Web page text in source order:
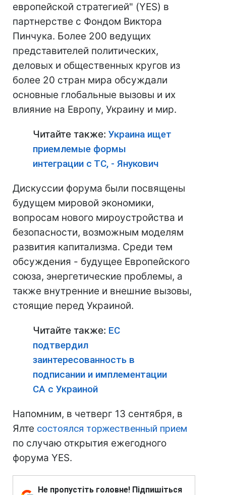
европейской стратегией" (YES) в
партнерстве с Фондом Виктора
Пинчука. Более 200 ведущих
представителей политических,
деловых и общественных кругов из
более 20 стран мира обсуждали
основные глобальные вызовы и их
влияние на Европу, Украину и мир.
Читайте также: Украина ищет
приемлемые формы
интеграции с ТС, - Янукович
Дискуссии форума были посвящены
будущем мировой экономики,
вопросам нового мироустройства и
безопасности, возможным моделям
развития капитализма. Среди тем
обсуждения - будущее Европейского
союза, энергетические проблемы, а
также внутренние и внешние вызовы,
стоящие перед Украиной.
Читайте также: ЕС
подтвердил
заинтересованность в
подписании и имплементации
СА с Украиной
Напомним, в четверг 13 сентября, в
Ялте состоялся торжественный прием
по случаю открытия ежегодного
форума YES.
Не пропустіть головне! Підпишіться